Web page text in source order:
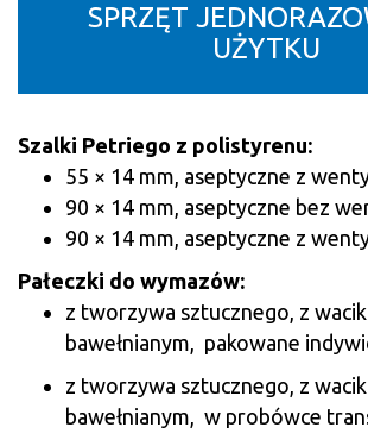
SPRZĘT
UŻYTKU
Szalki Petriego z polistyrenu:
55 × 14 mm, aseptyczne z
90 × 14 mm, aseptyczne bez
90 × 14 mm, aseptyczne z
Pałeczki do wymazów:
z tworzywa sztucznego, z
bawełnianym, pakowane
z tworzywa sztucznego, z
bawełnianym, w probówce